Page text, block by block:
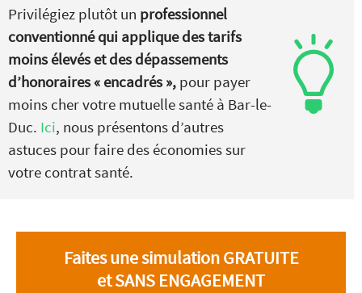
Privilégiez plutôt un professionnel
conventionné qui applique des tarifs
moins élevés et des dépassements
d’honoraires « encadrés », pour payer
moins cher votre mutuelle santé à Bar-le-
Duc. Ici, nous présentons d’autres
astuces pour faire des économies sur
votre contrat santé.
Faites une simulation GRATUITE
et SANS ENGAGEMENT